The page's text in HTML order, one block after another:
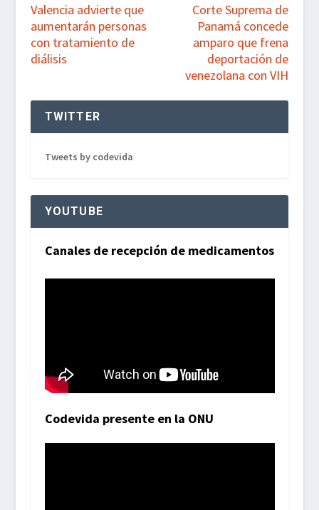
Valencia advierte que
aumentarán personas
con tratamiento de
diálisis
Corte Suprema de
Panamá concede
amparo que frena
deportación de
venezolana con VIH
TWITTER
Tweets by codevida
YOUTUBE
Canales de recepción de medicamentos
Codevida presente en la ONU